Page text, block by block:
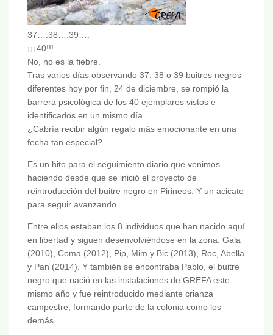
37….38….39….
¡¡¡40!!!
No, no es la fiebre.
Tras varios días observando 37, 38 o 39 buitres negros
diferentes hoy por fin, 24 de diciembre, se rompió la
barrera psicológica de los 40 ejemplares vistos e
identificados en un mismo día.
¿Cabría recibir algún regalo más emocionante en una
fecha tan especial?
Es un hito para el seguimiento diario que venimos
haciendo desde que se inició el proyecto de
reintroducción del buitre negro en Pirineos. Y un acicate
para seguir avanzando.
Entre ellos estaban los 8 individuos que han nacido aquí
en libertad y siguen desenvolviéndose en la zona: Gala
(2010), Coma (2012), Pip, Mim y Bic (2013), Roc, Abella
y Pan (2014). Y también se encontraba Pablo, el buitre
negro que nació en las instalaciones de GREFA este
mismo año y fue reintroducido mediante crianza
campestre, formando parte de la colonia como los
demás.